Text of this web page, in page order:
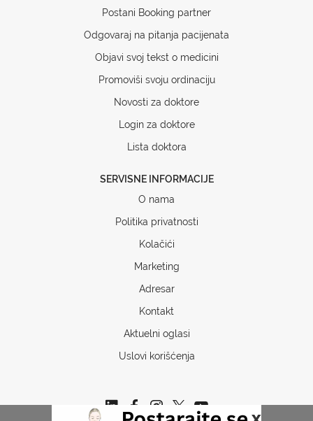
Postani Booking partner
Odgovaraj na pitanja pacijenata
Objavi svoj tekst o medicini
Promoviši svoju ordinaciju
Novosti za doktore
Login za doktore
Lista doktora
SERVISNE INFORMACIJE
O nama
Politika privatnosti
Kolačići
Marketing
Adresar
Kontakt
Aktuelni oglasi
Uslovi korišćenja